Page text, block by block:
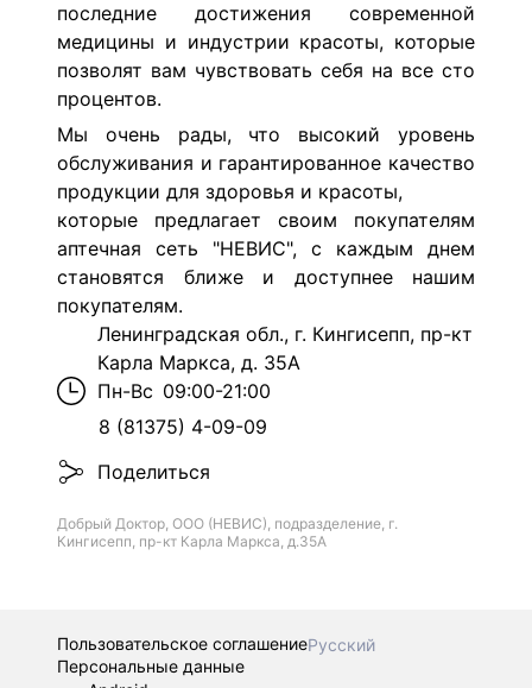
последние достижения современной
медицины и индустрии красоты, которые
позволят вам чувствовать себя на все сто
процентов.
Мы очень рады, что высокий уровень
обслуживания и гарантированное качество
продукции для здоровья и красоты,
которые предлагает своим покупателям
аптечная сеть "НЕВИС", с каждым днем
становятся ближе и доступнее нашим
покупателям.
Ленинградская обл., г. Кингисепп, пр-кт
Карла Маркса, д. 35А
Пн-Вс 09:00-21:00
8 (81375) 4-09-09
Поделиться
Добрый Доктор, ООО (НЕВИС), подразделение, г.
Кингисепп, пр-кт Карла Маркса, д.35А
Пользовательское соглашениеРусский
Персональные данные